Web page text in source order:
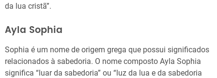
da lua cristã”.
Ayla Sophia
Sophia é um nome de origem grega que possui significados
relacionados à sabedoria. O nome composto Ayla Sophia
significa “luar da sabedoria” ou “luz da lua e da sabedoria